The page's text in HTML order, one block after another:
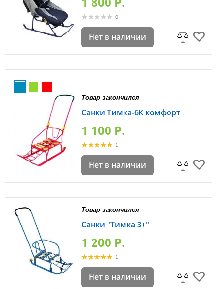
0
Нет в наличии
Товар закончился
Санки Тимка-6К комфорт
1 100 P.
1
Нет в наличии
Товар закончился
Санки "Тимка 3+"
1 200 P.
1
Нет в наличии